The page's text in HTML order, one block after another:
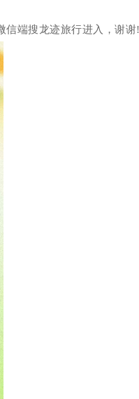
端搜龙迹旅行进入，谢谢